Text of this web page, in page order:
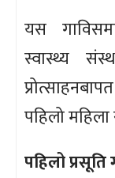
यस
स्वास्थ्य
पहिलो
पहिलो